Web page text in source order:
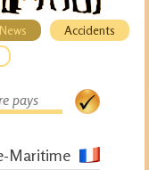
News
Accidents
Maritime